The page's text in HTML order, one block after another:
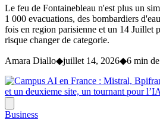
Le feu de Fontainebleau n'est plus un
1 000 evacuations, des bombardiers
fois en region parisienne et un 14 Juillet
risque changer de categorie.
Amara Diallo◆juillet 14, 2026◆6 min
Business